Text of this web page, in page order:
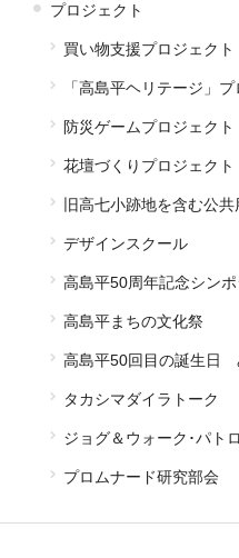
プロジェクト
買い物支援プロジェクト
「高島平ヘリテージ」
防災ゲームプロジェクト
花壇づくりプロジェクト
旧高七小跡地を含む公
デザインスクール
高島平50周年記念シン
高島平まちの文化祭
高島平50回目の誕生日
タカシマダイラトーク
ジョグ＆ウォーク･パト
プロムナード研究部会